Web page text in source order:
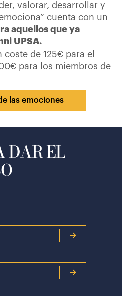
valorar, desarrollar y
cuenta con un
aquellos que ya
UPSA.
de 125€ para el
para los miembros de
las emociones
DAR EL